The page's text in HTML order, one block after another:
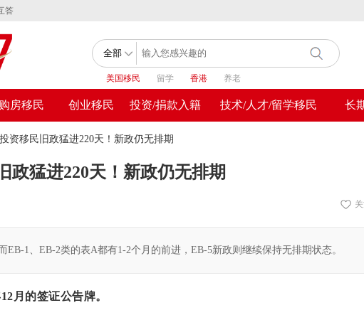
答
美国移民 留学 香港 养老
购房移民 创业移民 投资/捐款入籍 技术/人才/留学移民 长
资移民旧政猛进220天！新政仍无排期
政猛进220天！新政仍无排期
1、EB-2类的表A都有1-2个月的前进，EB-5新政则继续保持无排期状态。
月的签证公告牌。